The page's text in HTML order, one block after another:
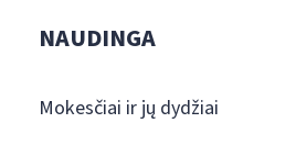
NAUDINGA
Mokesčiai ir jų dydžiai